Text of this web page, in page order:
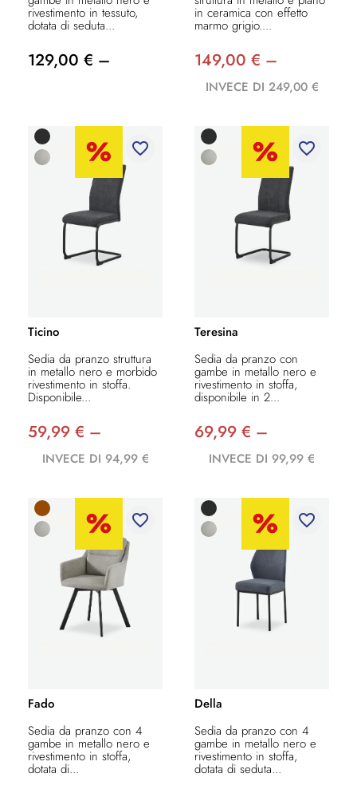
rivestimento in tessuto,
dotata di seduta...
129,00 € –
in ceramica con effetto
marmo grigio....
149,00 € –
INVECE DI 249,00 €
favorite_border
Ticino
Sedia da pranzo struttura
in metallo nero e morbido
rivestimento in stoffa.
Disponibile...
59,99 € –
INVECE DI 94,99 €
favorite_border
Teresina
Sedia da pranzo con
gambe in metallo nero e
rivestimento in stoffa,
disponibile in 2...
69,99 € –
INVECE DI 99,99 €
favorite_border
Fado
Sedia da pranzo con 4
gambe in metallo nero e
rivestimento in stoffa,
dotata di...
favorite_border
Della
Sedia da pranzo con 4
gambe in metallo nero e
rivestimento in stoffa,
dotata di seduta...